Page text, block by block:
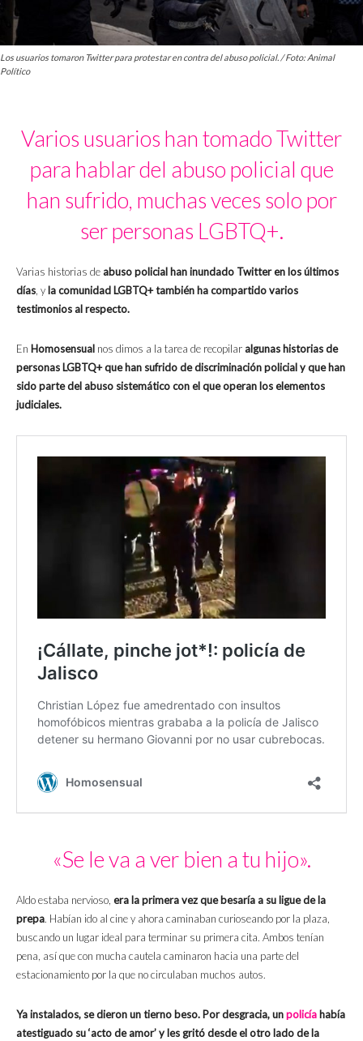
Los usuarios tomaron Twitter para protestar en contra del abuso policial. / Foto: Animal
Político
Varios usuarios han tomado Twitter
para hablar del abuso policial que
han sufrido, muchas veces solo por
ser personas LGBTQ+.
Varias historias de abuso policial han inundado Twitter en los últimos
días , y la comunidad LGBTQ+ también ha compartido varios
testimonios al respecto.
En Homosensual nos dimos a la tarea de recopilar algunas historias de
personas LGBTQ+ que han sufrido de discriminación policial y que han
sido parte del abuso sistemático con el que operan los elementos
judiciales.
«Se le va a ver bien a tu hijo».
Aldo estaba nervioso, era la primera vez que besaría a su ligue de la
prepa. Habían ido al cine y ahora caminaban curioseando por la plaza,
buscando un lugar ideal para terminar su primera cita. Ambos tenían
pena, así que con mucha cautela caminaron hacia una parte del
estacionamiento por la que no circulaban muchos autos.
Ya instalados, se dieron un tierno beso. Por desgracia, unpolicía había
atestiguado su ‘acto de amor’ y les gritó desde el otro lado de la